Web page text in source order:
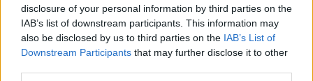
disclosure of your personal information by third parties on the
IAB’s list of downstream participants. This information may
also be disclosed by us to third parties on the IAB’s List of
Downstream Participants that may further disclose it to other
Κόσμος|26.08.2025 21:18
Αμερικανική «ομπρέλα» ασφαλείας